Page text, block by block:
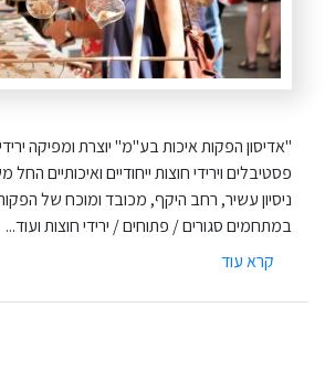
"אדיסון הפקות איכות בע"מ" יוצרת ומפיקה
ניסיון עשיר, רחב היקף, מכובד ומוכח של הפקות
במתחמים סגורים / פתוחים / ירידי חוצות ועוד...
קרא עוד